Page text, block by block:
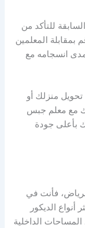
للتأكد من
بمقابلة المعلمين
انسجامه مع
منزلك أو
مع معلم جبس
بأعلى جودة
فأنت في
الديكور
الداخلية